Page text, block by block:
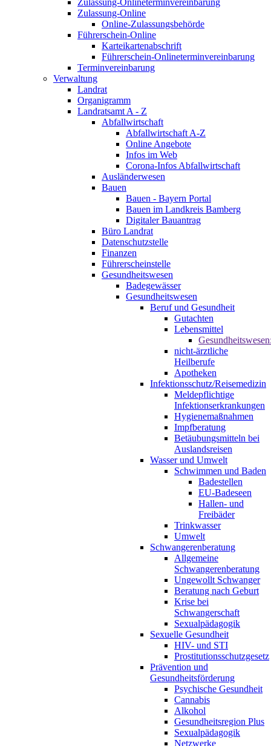
Zulassung-Onlineterminvereinbarung
Zulassung-Online
Online-Zulassungsbehörde
Führerschein-Online
Karteikartenabschrift
Führerschein-Onlineterminvereinbarung
Terminvereinbarung
Verwaltung
Landrat
Organigramm
Landratsamt A - Z
Abfallwirtschaft
Abfallwirtschaft A-Z
Online Angebote
Infos im Web
Corona-Infos Abfallwirtschaft
Ausländerwesen
Bauen
Bauen - Bayern Portal
Bauen im Landkreis Bamberg
Digitaler Bauantrag
Büro Landrat
Datenschutzstelle
Finanzen
Führerscheinstelle
Gesundheitswesen
Badegewässer
Gesundheitswesen
Beruf und Gesundheit
Gutachten
Lebensmittel
nicht-ärztliche
Heilberufe
Apotheken
Infektionsschutz/Reisemedizin
Meldepflichtige
Infektionserkrankungen
Hygienemaßnahmen
Impfberatung
Betäubungsmitteln bei
Auslandsreisen
Wasser und Umwelt
Schwimmen und Baden
Badestellen
EU-Badeseen
Hallen- und
Freibäder
Trinkwasser
Umwelt
Schwangerenberatung
Allgemeine
Schwangerenberatung
Ungewollt Schwanger
Beratung nach Geburt
Krise bei
Schwangerschaft
Sexualpädagogik
Sexuelle Gesundheit
HIV- und STI
Prostitutionsschutzgesetz
Prävention und
Gesundheitsförderung
Psychische Gesundheit
Cannabis
Alkohol
Gesundheitsregion Plus
Sexualpädagogik
Netzwerke